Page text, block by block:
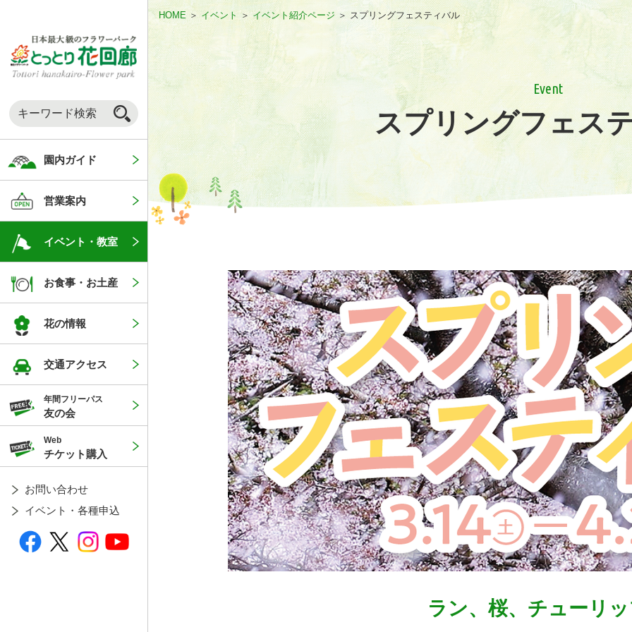
園内ガイド
営業案内
イベント・教室
お食事・お土産
花の情報
交通アクセス
年間フリーパス
友の会
Web
チケット購入
お問い合わせ
イベント・各種申込
HOME＞イベント ＞イベント紹介ページ ＞ スプリングフェスティバル
Event
スプリングフェス
ラン、桜、チューリ